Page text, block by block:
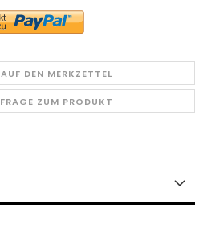
AUF DEN MERKZETTEL
FRAGE ZUM PRODUKT